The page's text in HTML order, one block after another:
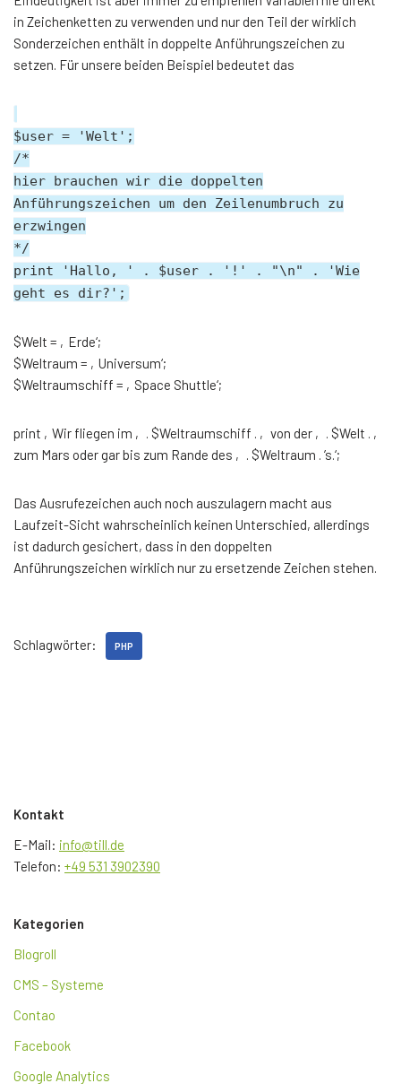
in Zeichenketten zu verwenden und nur den Teil der wirklich
Sonderzeichen enthält in doppelte Anführungszeichen zu
setzen. Für unsere beiden Beispiel bedeutet das
$user = 'Welt';
/*
hier brauchen wir die doppelten
Anführungszeichen um den Zeilenumbruch zu
erzwingen
*/
print 'Hallo, ' . $user . '!' . "\n" . 'Wie
geht es dir?';
$Welt = ‚Erde‘;
$Weltraum = ‚Universum‘;
$Weltraumschiff = ‚Space Shuttle‘;
print ‚Wir fliegen im ‚ . $Weltraumschiff . ‚ von der ‚ . $Welt . ‚
zum Mars oder gar bis zum Rande des ‚ . $Weltraum . ’s.‘;
Das Ausrufezeichen auch noch auszulagern macht aus
Laufzeit-Sicht wahrscheinlich keinen Unterschied, allerdings
ist dadurch gesichert, dass in den doppelten
Anführungszeichen wirklich nur zu ersetzende Zeichen stehen.
Schlagwörter: PHP
Kontakt
E-Mail: info@till.de
Telefon: +49 531 3902390
Kategorien
Blogroll
CMS – Systeme
Contao
Facebook
Google Analytics